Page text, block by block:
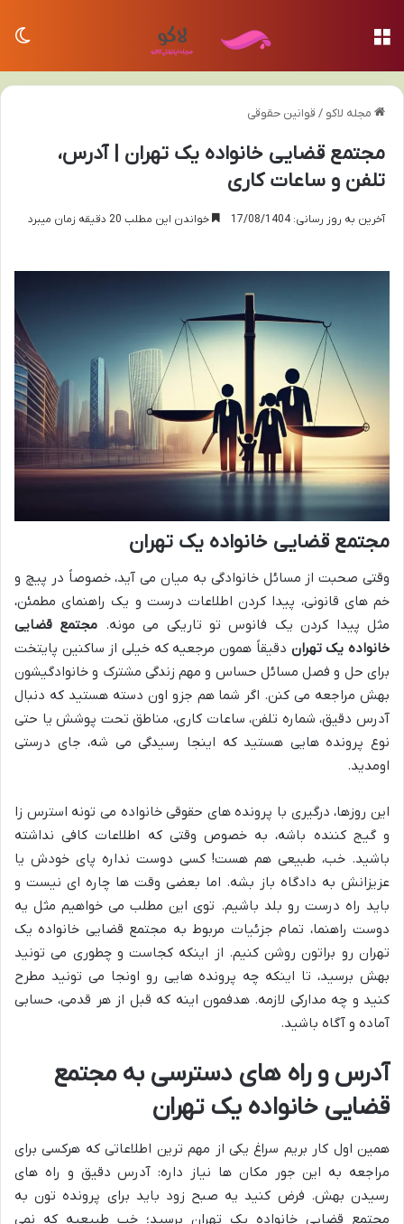
مجله لاکو / قوانین حقوقی
مجتمع قضایی خانواده یک تهران | آدرس،
تلفن و ساعات کاری
آخرین به روز رسانی: 17/08/1404 خواندن این مطلب 20 دقیقه زمان میبرد
مجتمع قضایی خانواده یک تهران
وقتی صحبت از مسائل خانوادگی به میان می آید، خصوصاً در پیچ و
خم های قانونی، پیدا کردن اطلاعات درست و یک راهنمای مطمئن،
مثل پیدا کردن یک فانوس تو تاریکی می مونه. مجتمع قضایی
خانواده یک تهران دقیقاً همون مرجعیه که خیلی از ساکنین پایتخت
برای حل و فصل مسائل حساس و مهم زندگی مشترک و خانوادگیشون
بهش مراجعه می کنن. اگر شما هم جزو اون دسته هستید که دنبال
آدرس دقیق، شماره تلفن، ساعات کاری، مناطق تحت پوشش یا حتی
نوع پرونده هایی هستید که اینجا رسیدگی می شه، جای درستی
اومدید.
این روزها، درگیری با پرونده های حقوقی خانواده می تونه استرس زا
و گیج کننده باشه، به خصوص وقتی که اطلاعات کافی نداشته
باشید. خب، طبیعی هم هست! کسی دوست نداره پای خودش یا
عزیزانش به دادگاه باز بشه. اما بعضی وقت ها چاره ای نیست و
باید راه درست رو بلد باشیم. توی این مطلب می خواهیم مثل یه
دوست راهنما، تمام جزئیات مربوط به مجتمع قضایی خانواده یک
تهران رو براتون روشن کنیم. از اینکه کجاست و چطوری می تونید
بهش برسید، تا اینکه چه پرونده هایی رو اونجا می تونید مطرح
کنید و چه مدارکی لازمه. هدفمون اینه که قبل از هر قدمی، حسابی
آماده و آگاه باشید.
آدرس و راه های دسترسی به مجتمع
قضایی خانواده یک تهران
همین اول کار بریم سراغ یکی از مهم ترین اطلاعاتی که هرکسی برای
مراجعه به این جور مکان ها نیاز داره: آدرس دقیق و راه های
رسیدن بهش. فرض کنید یه صبح زود باید برای پرونده تون به
مجتمع قضایی خانواده یک تهران برسید؛ خب طبیعیه که نمی